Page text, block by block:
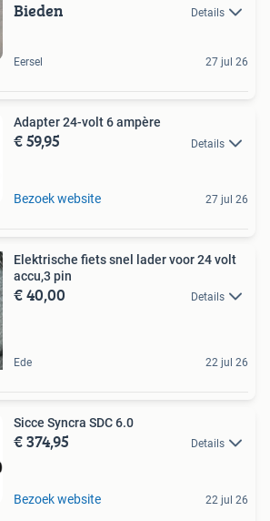
Bieden Details
Eersel 27 jul 26
Adapter 24-volt 6 ampère
€ 59,95 Details
Bezoek website 27 jul 26
Elektrische fiets snel lader voor 24 volt
accu,3 pin
€ 40,00 Details
Ede 22 jul 26
Sicce Syncra SDC 6.0
€ 374,95 Details
Bezoek website 22 jul 26